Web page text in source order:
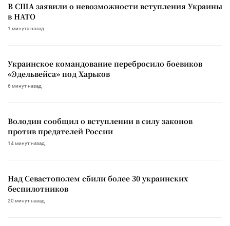
В США заявили о невозможности вступления Украины
в НАТО
1 минута назад
Украинское командование перебросило боевиков
«Эдельвейса» под Харьков
6 минут назад
Володин сообщил о вступлении в силу законов
против предателей России
14 минут назад
Над Севастополем сбили более 30 украинских
беспилотников
20 минут назад